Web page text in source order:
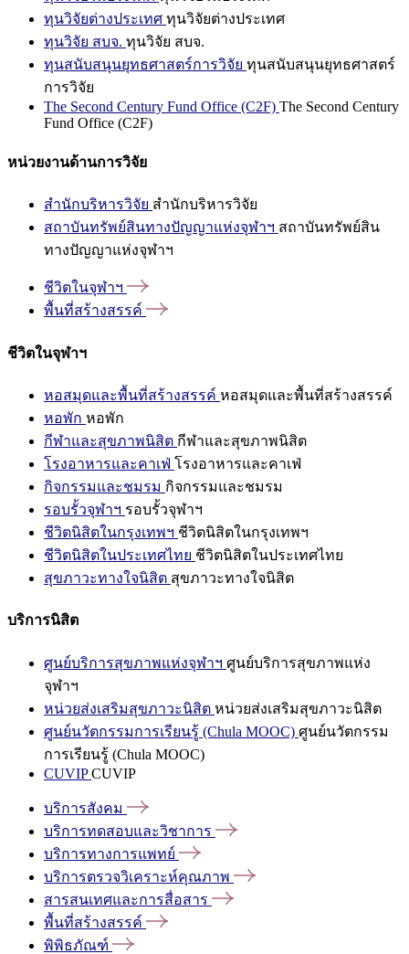
ทุนวิจัยต่างประเทศ ทุนวิจัยต่างประเทศ
ทุนวิจัย สบจ. ทุนวิจัย สบจ.
ทุนสนับสนุนยุทธศาสตร์การวิจัย ทุนสนับสนุนยุทธศาสตร์
การวิจัย
The Second Century Fund Office (C2F) The Second Century
Fund Office (C2F)
หน่วยงานด้านการวิจัย
สำนักบริหารวิจัย สำนักบริหารวิจัย
สถาบันทรัพย์สินทางปัญญาแห่งจุฬาฯ สถาบันทรัพย์สิน
ทางปัญญาแห่งจุฬาฯ
ชีวิตในจุฬาฯ
พื้นที่สร้างสรรค์
ชีวิตในจุฬาฯ
หอสมุดและพื้นที่สร้างสรรค์ หอสมุดและพื้นที่สร้างสรรค์
หอพัก หอพัก
กีฬาและสุขภาพนิสิต กีฬาและสุขภาพนิสิต
โรงอาหารและคาเฟ่ โรงอาหารและคาเฟ่
กิจกรรมและชมรม กิจกรรมและชมรม
รอบรั้วจุฬาฯ รอบรั้วจุฬาฯ
ชีวิตนิสิตในกรุงเทพฯ ชีวิตนิสิตในกรุงเทพฯ
ชีวิตนิสิตในประเทศไทย ชีวิตนิสิตในประเทศไทย
สุขภาวะทางใจนิสิต สุขภาวะทางใจนิสิต
บริการนิสิต
ศูนย์บริการสุขภาพแห่งจุฬาฯ ศูนย์บริการสุขภาพแห่ง
จุฬาฯ
หน่วยส่งเสริมสุขภาวะนิสิต หน่วยส่งเสริมสุขภาวะนิสิต
ศูนย์นวัตกรรมการเรียนรู้ (Chula MOOC) ศูนย์นวัตกรรม
การเรียนรู้ (Chula MOOC)
CUVIPCUVIP
บริการสังคม
บริการทดสอบและวิชาการ
บริการทางการแพทย์
บริการตรวจวิเคราะห์คุณภาพ
สารสนเทศและการสื่อสาร
พื้นที่สร้างสรรค์
พิพิธภัณฑ์